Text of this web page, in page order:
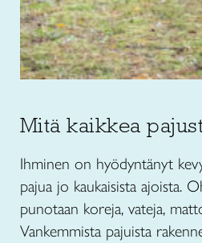
Mitä kaikkea
Ihminen on hyödyntänyt
pajua jo kaukaisista ajoista.
punotaan koreja, vateja,
Vankemmista pajuista